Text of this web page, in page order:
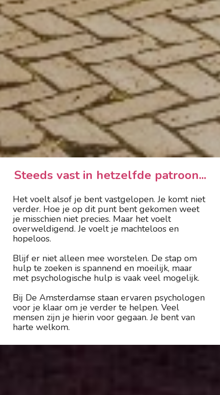
Steeds vast in hetzelfde patroon...
Het voelt alsof je bent vastgelopen. Je komt niet
verder. Hoe je op dit punt bent gekomen weet
je misschien niet precies. Maar het voelt
overweldigend. Je voelt je machteloos en
hopeloos.
Blijf er niet alleen mee worstelen. De stap om
hulp te zoeken is spannend en moeilijk, maar
met psychologische hulp is vaak veel mogelijk.
Bij De Amsterdamse staan ervaren psychologen
voor je klaar om je verder te helpen. Veel
mensen zijn je hierin voor gegaan. Je bent van
harte welkom.